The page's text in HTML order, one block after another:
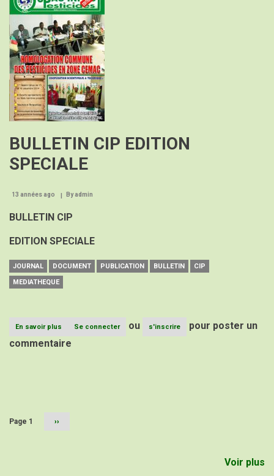
BULLETIN CIP EDITION
SPECIALE
13 années ago Byadmin
BULLETIN CIP
EDITION SPECIALE
JOURNAL DOCUMENT PUBLICATION BULLETIN
CIP
MEDIATHEQUE
En savoir plus
BULLETIN
CIP
Se connecter ou s'inscrire
pour poster un
commentaire
Page 1
Page
››
Voir plus